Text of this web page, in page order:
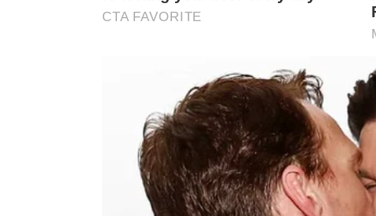
Como realizar o corte das abas na
O processo inicial consiste em utilizar tiras de fita